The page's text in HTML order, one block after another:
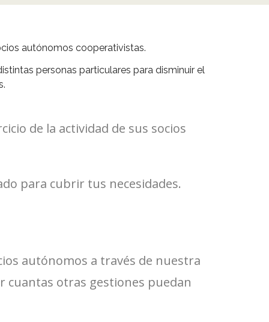
autónomos cooperativistas.
personas particulares para disminuir el
de la actividad de sus socios
para cubrir tus necesidades.
autónomos a través de nuestra
cuantas otras gestiones puedan